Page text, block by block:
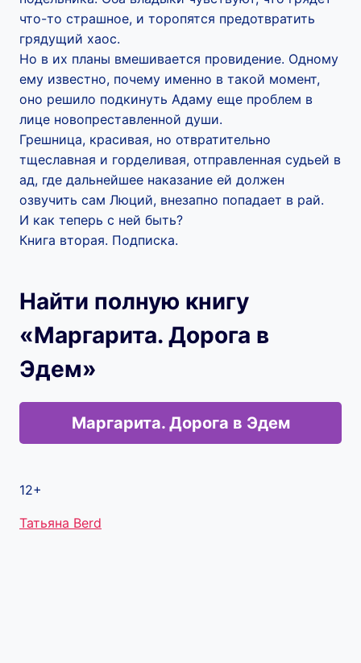
что-то страшное, и торопятся предотвратить
грядущий хаос.
Но в их планы вмешивается провидение. Одному
ему известно, почему именно в такой момент,
оно решило подкинуть Адаму еще проблем в
лице новопреставленной души.
Грешница, красивая, но отвратительно
тщеславная и горделивая, отправленная судьей в
ад, где дальнейшее наказание ей должен
озвучить сам Люций, внезапно попадает в рай.
И как теперь с ней быть?
Книга вторая. Подписка.
Найти полную книгу
«Маргарита. Дорога в
Эдем»
Маргарита. Дорога в Эдем
12+
Метки
Татьяна Berd